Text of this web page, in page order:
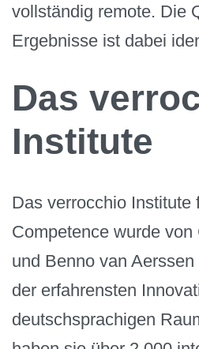
vollständig remote. Die
Ergebnisse ist dabei
Das
Institute
Das verrocchio Institute
Competence wurde
und Benno van
der erfahrensten
deutschsprachigen